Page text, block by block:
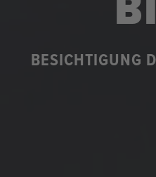
BESICHTIGUNG